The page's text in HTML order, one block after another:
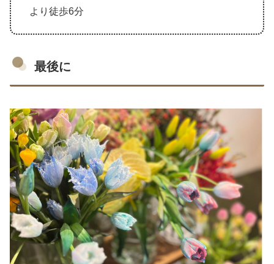
より徒歩6分
最後に